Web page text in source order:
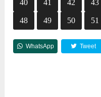
40 41 42 43
48 49 50 51
WhatsApp Tweet